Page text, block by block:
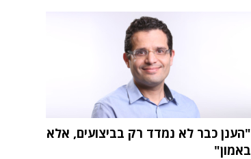
"הענן כבר לא נמדד רק בביצועים, אלא
באמון"